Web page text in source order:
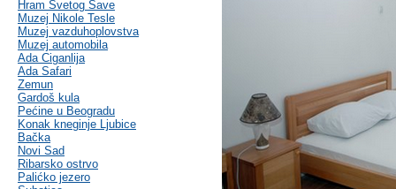
Hram Svetog Save
Muzej Nikole Tesle
Muzej vazduhoplovstva
Muzej automobila
Ada Ciganlija
Ada Safari
Zemun
Gardoš kula
Pećine u Beogradu
Konak kneginje Ljubice
Bačka
Novi Sad
Ribarsko ostrvo
Palićko jezero